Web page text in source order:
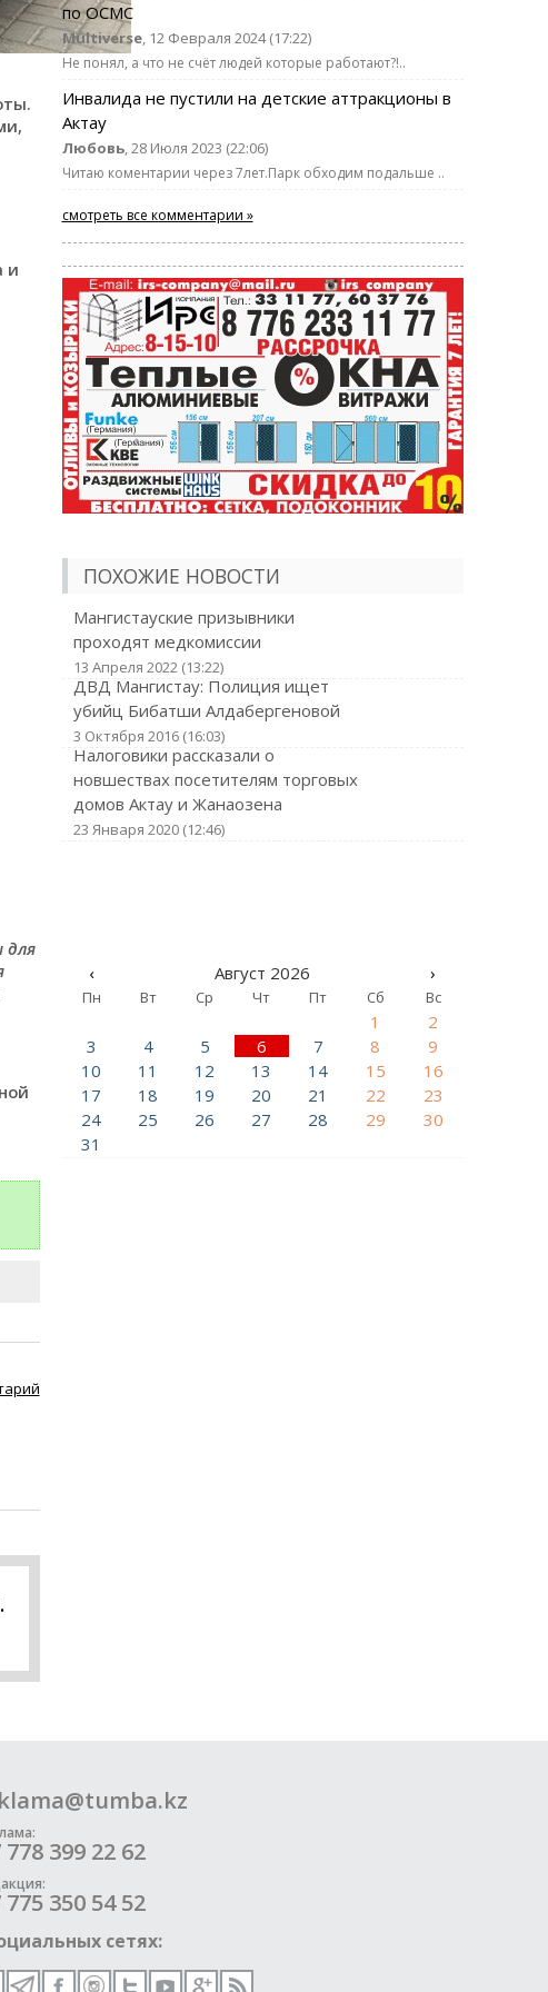
и
для
по ОСМС
Multiverse, 12 Февраля 2024 (17:22)
Не понял, а что не счёт людей которые работают?!..
Инвалида не пустили на детские аттракционы в
Актау
Любовь, 28 Июля 2023 (22:06)
Читаю коментарии через 7лет.Парк обходим подальше ..
смотреть все комментарии »
ПОХОЖИЕ НОВОСТИ
Мангистауские призывники
проходят медкомиссии
13 Апреля 2022 (13:22)
ДВД Мангистау: Полиция ищет
убийц Бибатши Алдабергеновой
3 Октября 2016 (16:03)
Налоговики рассказали о
новшествах посетителям торговых
домов Актау и Жанаозена
23 Января 2020 (12:46)
‹ Август 2026 ›
Пн Вт Ср Чт Пт Сб Вс
1
2
3
4 5 6 7 8
9
10
11 12 13 14 15
16
17
18 19 20 21 22
23
24
25 26 27 28 29
30
31
778 399 22 62
775 350 54 52
сетях: